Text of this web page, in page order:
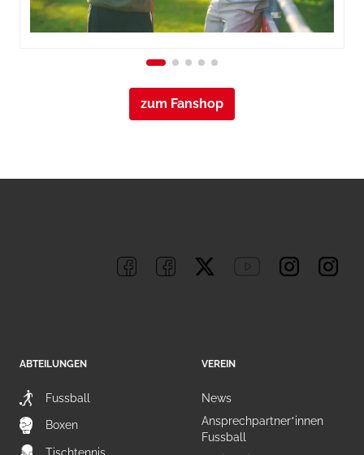
zum Fanshop
ABTEILUNGEN
Fussball
Boxen
Tischtennis
VEREIN
News
Ansprechpartner*innen
Fussball